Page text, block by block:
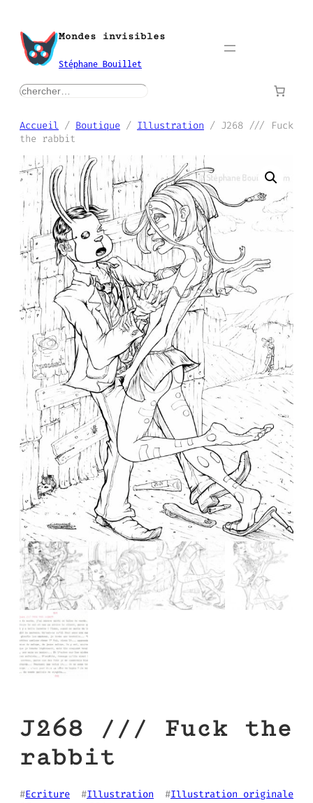
contenu
Mondes invisibles
Stéphane Bouillet
rechercher
Accueil / Boutique / Illustration / J268 /// Fuck
the rabbit
J268 /// Fuck the
rabbit
#Ecriture
  #
Illustration
  #
Illustration originale